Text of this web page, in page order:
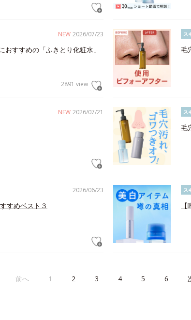
NEW 2026/07/23
すすめの「ふきとり化粧水」
2891 view
ス
毛
NEW 2026/07/21 ス
毛
2026/06/23
すめベスト３
ス
前へ 1 2 3 4 5 6